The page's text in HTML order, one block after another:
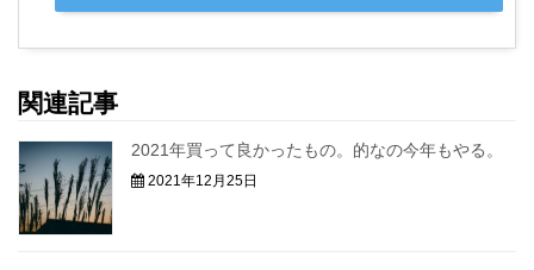
関連記事
2021年買って良かったもの。的なの今年もやる。
2021年12月25日